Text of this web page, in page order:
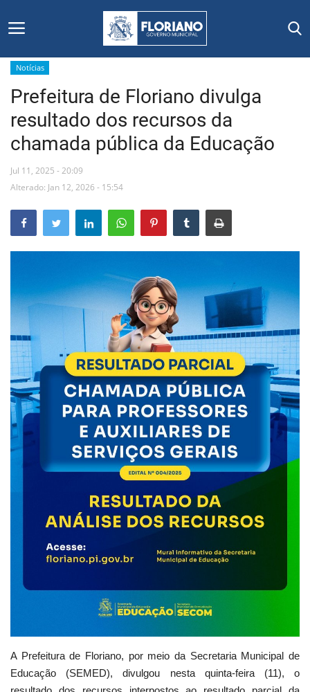
Início
Editais
Floriano
Mural de Licitações
Vídeos
Webmail
Contato
Notícias
Prefeitura de Floriano divulga
resultado dos recursos da
chamada pública da Educação
Jul 11, 2025 - 20:09
Alterado: Jan 12, 2026 - 15:54
A Prefeitura de Floriano, por meio da Secretaria Municipal de
Educação (SEMED), divulgou nesta quinta-feira (11), o